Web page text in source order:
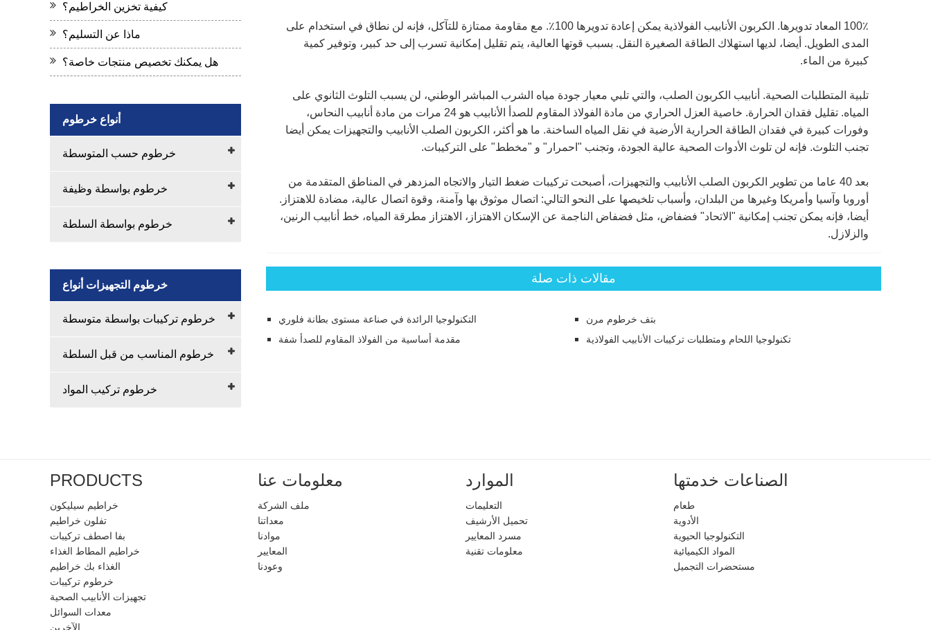
كيفية تخزين الخراطيم؟
ماذا عن التسليم؟
هل يمكنك تخصيص منتجات خاصة؟
أنواع خرطوم
خرطوم حسب المتوسطة
خرطوم بواسطة وظيفة
خرطوم بواسطة السلطة
خرطوم التجهيزات أنواع
خرطوم تركيبات بواسطة متوسطة
خرطوم المناسب من قبل السلطة
خرطوم تركيب المواد
100٪ المعاد تدويرها. الكربون الأنابيب الفولاذية يمكن إعادة تدويرها 100٪. مع مقاومة ممتازة للتآكل، فإنه لن نطاق في استخدام على
المدى الطويل. أيضا، لديها استهلاك الطاقة الصغيرة النقل. بسبب قوتها العالية، يتم تقليل إمكانية تسرب إلى حد كبير، وتوفير كمية
كبيرة من الماء.
تلبية المتطلبات الصحية. أنابيب الكربون الصلب، والتي تلبي معيار جودة مياه الشرب المباشر الوطني، لن يسبب التلوث الثانوي على
المياه. تقليل فقدان الحرارة. خاصية العزل الحراري من مادة الفولاذ المقاوم للصدأ الأنابيب هو 24 مرات من مادة أنابيب النحاس،
وفورات كبيرة في فقدان الطاقة الحرارية الأرضية في نقل المياه الساخنة. ما هو أكثر، الكربون الصلب الأنابيب والتجهيزات يمكن أيضا
تجنب التلوث. فإنه لن تلوث الأدوات الصحية عالية الجودة، وتجنب "احمرار" و "مخطط" على التركيبات.
بعد 40 عاما من تطوير الكربون الصلب الأنابيب والتجهيزات، أصبحت تركيبات ضغط التيار والاتجاه المزدهر في المناطق المتقدمة من
أوروبا وآسيا وأمريكا وغيرها من البلدان، وأسباب تلخيصها على النحو التالي: اتصال موثوق بها وآمنة، وقوة اتصال عالية، مضادة للاهتزاز.
أيضا، فإنه يمكن تجنب إمكانية "الاتحاد" فضفاض، مثل فضفاض الناجمة عن الإسكان الاهتزاز، الاهتزاز مطرقة المياه، خط أنابيب الرنين،
والزلازل.
مقالات ذات صلة
التكنولوجيا الرائدة في صناعة مستوى بطانة فلوري
بتف خرطوم مرن
مقدمة أساسية من الفولاذ المقاوم للصدأ شفة
تكنولوجيا اللحام ومتطلبات تركيبات الأنابيب الفولاذية
PRODUCTS
خراطيم سيليكون
تفلون خراطيم
بفا اصطف تركيبات
خراطيم المطاط الغذاء
الغذاء بك خراطيم
خرطوم تركيبات
تجهيزات الأنابيب الصحية
معدات السوائل
الآخرين
معلومات عنا
ملف الشركة
معداتنا
موادنا
المعايير
وعودنا
الموارد
التعليمات
تحميل الأرشيف
مسرد المعايير
معلومات تقنية
الصناعات خدمتها
طعام
الأدوية
التكنولوجيا الحيوية
المواد الكيميائية
مستحضرات التجميل